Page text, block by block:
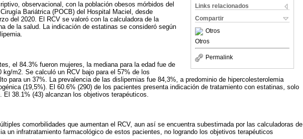
Links relacionados
Compartir
Otros
Otros
Permalink
observacional, con la población obesos mórbidos del
Bariátrica (POCB) del Hospital Maciel, desde
del 2020. El RCV se valoró con la calculadora de la
de la salud. La indicación de estatinas se consideró según
el 84.3% fueron mujeres, la mediana para la edad fue de
kg/m2. Se calculó un RCV bajo para el 57% de los
para un 37%. La prevalencia de las dislipemias fue 84,3%, a predominio de hipercolesterolemia
(19,5%). El 60.6% (290) de los pacientes presenta indicación de tratamiento con estatinas, solo
El 38.1% (43) alcanzan los objetivos terapéuticos.
comorbilidades que aumentan el RCV, aun así se encuentra subestimada por las calculadoras de
un infratratamiento farmacológico de estos pacientes, no logrando los objetivos terapéuticos